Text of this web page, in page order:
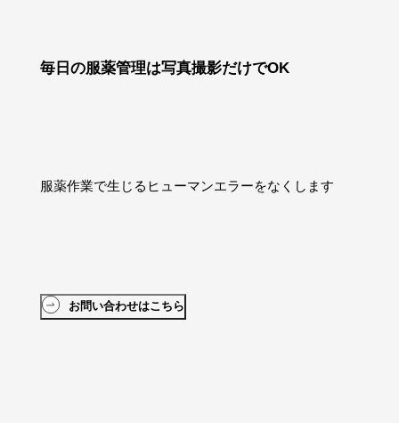
毎日の服薬管理は写真撮影だけでOK
服薬作業で生じるヒューマンエラーをなくします
お問い合わせはこちら